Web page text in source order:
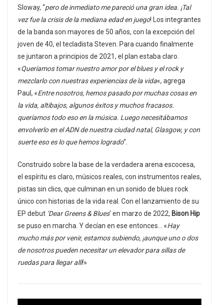
Sloway, “pero de inmediato me pareció una gran idea. ¡Tal
vez fue la crisis de la mediana edad en juego! Los integrantes
de la banda son mayores de 50 años, con la excepción del
joven de 40, el tecladista Steven. Para cuando finalmente
se juntaron a principios de 2021, el plan estaba claro.
«Queríamos tomar nuestro amor por el blues y el rock y
mezclarlo con nuestras experiencias de la vida«, agrega
Paul, «Entre nosotros, hemos pasado por muchas cosas en
la vida, altibajos, algunos éxitos y muchos fracasos.
queríamos todo eso en la música. Luego necesitábamos
envolverlo en el ADN de nuestra ciudad natal, Glasgow, y con
suerte eso es lo que hemos logrado”.
Construido sobre la base de la verdadera arena escocesa,
el espíritu es claro, músicos reales, con instrumentos reales,
pistas sin clics, que culminan en un sonido de blues rock
único con historias de la vida real. Con el lanzamiento de su
EP debut ‘Dear Greens & Blues‘ en marzo de 2022, Bison Hip
se puso en marcha. Y decían en ese entonces… «Hay
mucho más por venir, estamos subiendo, ¡aunque uno o dos
de nosotros pueden necesitar un elevador para sillas de
ruedas para llegar allí!»